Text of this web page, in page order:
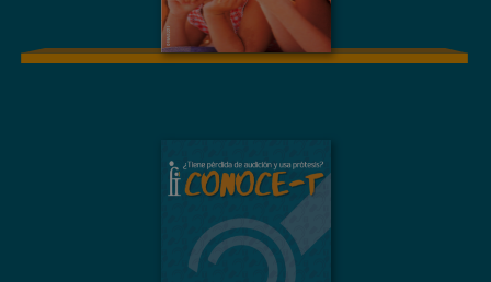
MATERIAL GRÁFICO
¿TIENE PÉRDIDA
DE AUDICIÓN Y
USA PRÓTESIS?
CONOCE-T